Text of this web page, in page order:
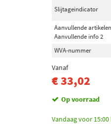
Slijtageindicator
Aanvullende
Aanvullende info 2
WVA-nummer
Vanaf
€ 33,02
Op voorraad
Vandaag voor